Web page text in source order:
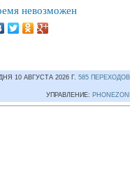
невозможен
10 АВГУСТА 2026 Г. 585 ПЕРЕХОДОВ
УПРАВЛЕНИЕ: